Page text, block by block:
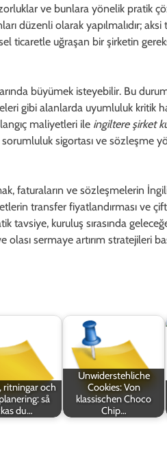
ve bunlara yönelik pratik
düzenli olarak yapılmalıdır;
ticaretle uğraşan bir şirketin
büyümek isteyebilir. Bu
gibi alanlarda uyumluluk kritik
maliyetleri ile ingiltere şirket
sigortası ve sözleşme
faturaların ve sözleşmelerin
transfer fiyatlandırması ve
tavsiye, kuruluş sırasında
olası sermaye artırım stratejileri
ritningar och
så
du…
Unwiderstehliche
Cookies: Von
klassischen Choco
Chip…